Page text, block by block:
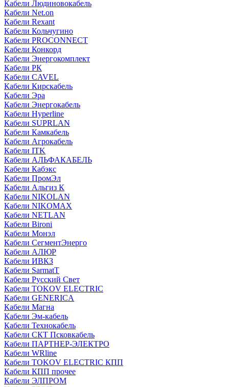
Кабели Людиновокабель
Кабели Net.on
Кабели Rexant
Кабели Кольчугино
Кабели PROCONNECT
Кабели Конкорд
Кабели Энергокомплект
Кабели РК
Кабели CAVEL
Кабели Кирскабель
Кабели Эра
Кабели Энергокабель
Кабели Hyperline
Кабели SUPRLAN
Кабели Камкабель
Кабели Агрокабель
Кабели ITK
Кабели АЛЬФАКАБЕЛЬ
Кабели Кабэкс
Кабели ПромЭл
Кабели Альгиз К
Кабели NIKOLAN
Кабели NIKOMAX
Кабели NETLAN
Кабели Bironi
Кабели Монэл
Кабели СегментЭнерго
Кабели АЛЮР
Кабели ИВКЗ
Кабели SarmatT
Кабели Русский Свет
Кабели TOKOV ELECTRIC
Кабели GENERICA
Кабели Магна
Кабели Эм-кабель
Кабели Технокабель
Кабели СКТ Псковкабель
Кабели ПАРТНЕР-ЭЛЕКТРО
Кабели WRline
Кабели TOKOV ELECTRIC КПП
Кабели КПП прочее
Кабели ЭЛПРОМ